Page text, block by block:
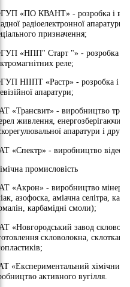
«ПО КВАНТ» - розробка і
радіоелектронної апаратури
призначення;
«НПП" Старт "» - розробка і
реле;
НІІПТ «Растр» - розробка і
апаратури;
«Трансвит» - виробництво
живлення, енергозберігаючих
апаратури і
«Спектр» - виробництво
промисловість
«Акрон» - виробництво
азофоска, аміачна селітра,
карбамідні смоли);
«Новгородський завод
скловолокна,
«Експериментальний хімічний
активного вугілля.